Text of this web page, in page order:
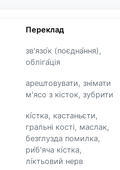
Переклад
зв'язо́к (поєдна́ння),
обліга́ція
арештовувати, знімати
м'ясо з кісток, зубрити
кі́стка, кастаньєти,
гральні кості, маслак,
безглузда помилка,
ри́б'яча кі́стка,
лі́ктьовий нерв